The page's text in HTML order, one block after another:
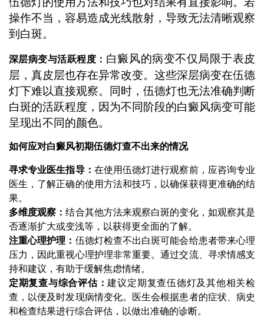
操作不当，容易造成光线散射，导致无法清晰观察
到白斑。
深层病变与活跃程度： 白癜风的病变不仅局限于表皮
层，真皮层也存在异常改变。这些深层病变在伍德
灯下难以直接观察。同时，伍德灯也无法准确判断
白斑的活跃程度，因为不同阶段的白癜风病变可能
呈现出不同的颜色。
如何应对白癜风初期伍德灯查不出来的情况
寻求专业医生指导： 在使用伍德灯进行观察前，应咨询专业
医生，了解正确的使用方法和技巧，以确保获得更准确的结
果。
多维度观察：结合其他方法来观察白斑的变化，如观察其是
否逐渐扩大或变浅等，以获得更全面的了解。
注重心理护理： 伍德灯检查不出白斑可能会给患者带来心理
压力，因此重视心理护理非常重要。通过交流、寻求情感支
持和建议，有助于缓解焦虑情绪。
定期复查与综合评估：建议定期复查伍德灯及其他相关检
查，以便及时发现病情变化。医生会根据患者的症状、病史
和检查结果进行综合评估，以做出准确的诊断。